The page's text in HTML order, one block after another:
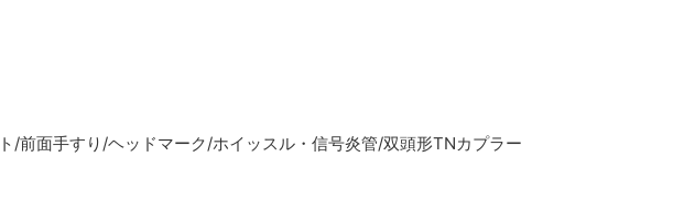
前面手すり/ヘッドマーク/ホイッスル・信号炎管/双頭形TNカプラー